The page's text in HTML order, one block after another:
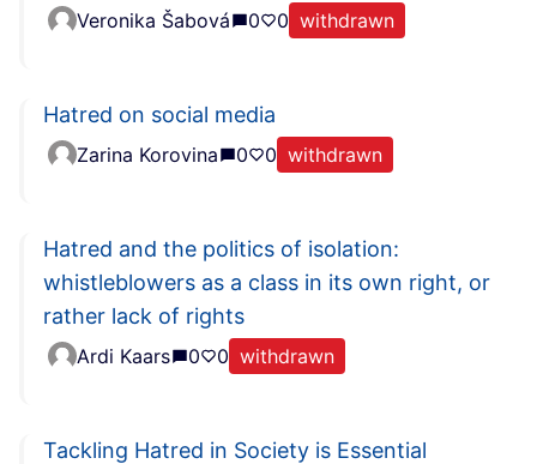
Veronika Šabová 0 0 withdrawn
Hatred on social media
Zarina Korovina 0 0 withdrawn
Hatred and the politics of isolation:
whistleblowers as a class in its own right, or
rather lack of rights
Ardi Kaars 0 0 withdrawn
Tackling Hatred in Society is Essential